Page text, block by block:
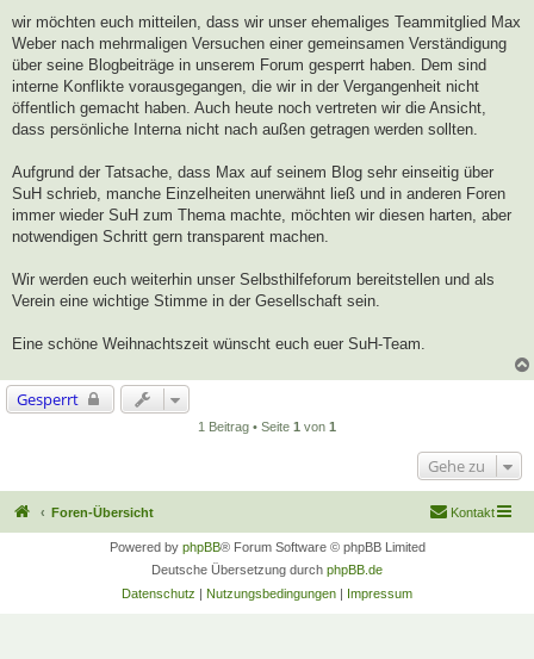
wir möchten euch mitteilen, dass wir unser ehemaliges Teammitglied Max
Weber nach mehrmaligen Versuchen einer gemeinsamen Verständigung
über seine Blogbeiträge in unserem Forum gesperrt haben. Dem sind
interne Konflikte vorausgegangen, die wir in der Vergangenheit nicht
öffentlich gemacht haben. Auch heute noch vertreten wir die Ansicht,
dass persönliche Interna nicht nach außen getragen werden sollten.
Aufgrund der Tatsache, dass Max auf seinem Blog sehr einseitig über
SuH schrieb, manche Einzelheiten unerwähnt ließ und in anderen Foren
immer wieder SuH zum Thema machte, möchten wir diesen harten, aber
notwendigen Schritt gern transparent machen.
Wir werden euch weiterhin unser Selbsthilfeforum bereitstellen und als
Verein eine wichtige Stimme in der Gesellschaft sein.
Eine schöne Weihnachtszeit wünscht euch euer SuH-Team.
Gesperrt
1 Beitrag • Seite 1 von 1
Gehe zu
Foren-Übersicht Kontakt
Powered by phpBB® Forum Software © phpBB Limited
Deutsche Übersetzung durch phpBB.de
Datenschutz | Nutzungsbedingungen | Impressum